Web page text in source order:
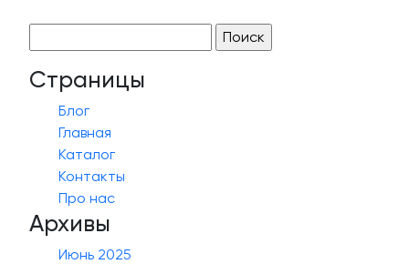
Страницы
Блог
Главная
Каталог
Контакты
Про нас
Архивы
Июнь 2025